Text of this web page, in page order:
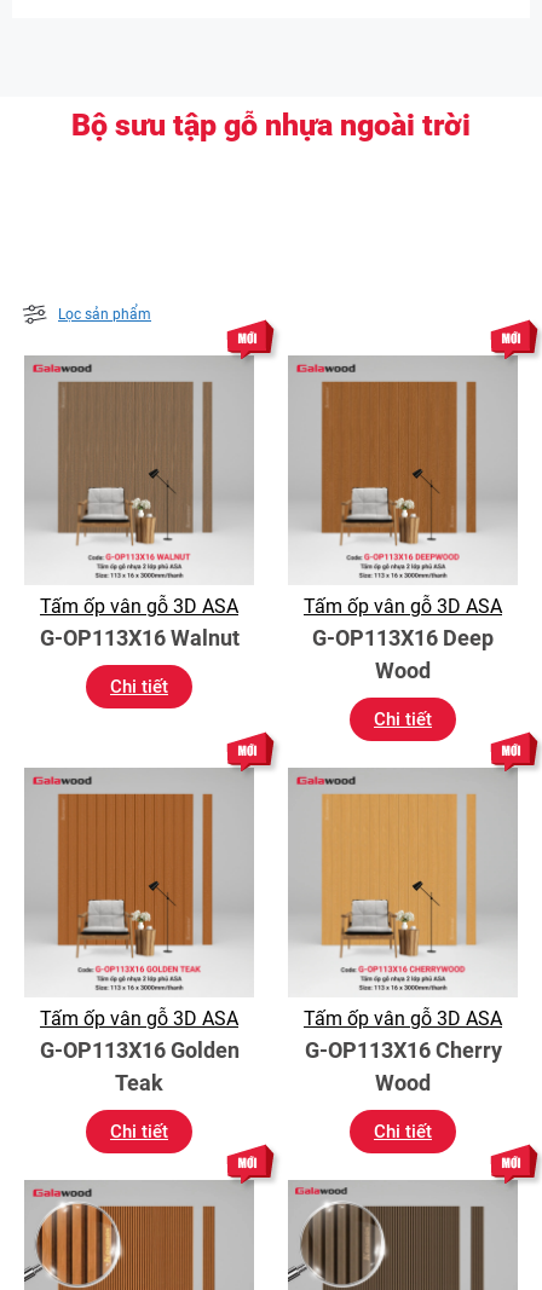
Bộ sưu tập gỗ nhựa ngoài trời
Lọc sản phẩm
Tấm ốp vân gỗ 3D ASA
G-OP113X16 Walnut
Chi tiết
Tấm ốp vân gỗ 3D ASA
G-OP113X16 Deep
Wood
Chi tiết
Tấm ốp vân gỗ 3D ASA
G-OP113X16 Golden
Teak
Chi tiết
Tấm ốp vân gỗ 3D ASA
G-OP113X16 Cherry
Wood
Chi tiết